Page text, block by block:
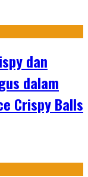
dan
dalam
Crispy Balls